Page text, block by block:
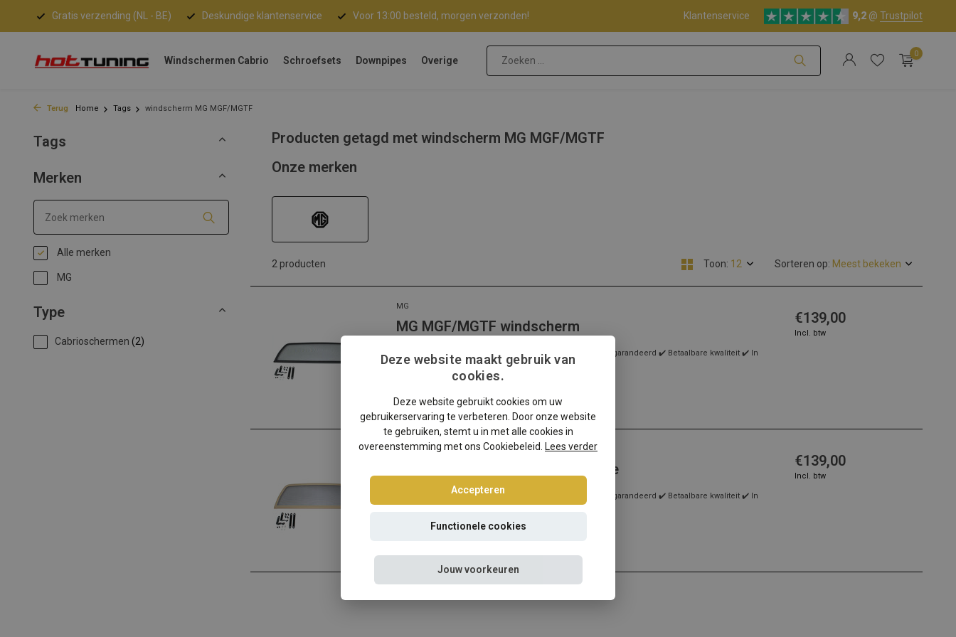
Gratis verzending (NL - BE) Deskundige klantenservice Voor 13:00 besteld, morgen verzonden! Klantenservice 9,2 @ Trustpilot
Windschermen Cabrio Schroefsets Downpipes Overige
0
Terug Home Tags windscherm MG MGF/MGTF
Tags
Merken
Alle merken
MG
Type
Cabrioschermen (2)
Producten getagd met windscherm MG MGF/MGTF
Onze merken
2 producten Toon: Sorteren op:
MG
MG MGF/MGTF windscherm
✔️ Gratis verzending ✔️ Morgen verzonden ✔️ Pasvorm gegarandeerd ✔️ Betaalbare kwaliteit ✔️ In
meer...
€139,00
Incl. btw
MG
MG MGF/MGTF windscherm beige
✔️ Gratis verzending ✔️ Morgen verzonden ✔️ Pasvorm gegarandeerd ✔️ Betaalbare kwaliteit ✔️ In
Lees meer
€139,00
Incl. btw
Deze website maakt gebruik van
cookies.
Deze website gebruikt cookies om uw
gebruikerservaring te verbeteren. Door onze website
te gebruiken, stemt u in met alle cookies in
overeenstemming met ons Cookiebeleid.
Lees verder
Accepteren
Functionele cookies
Jouw voorkeuren